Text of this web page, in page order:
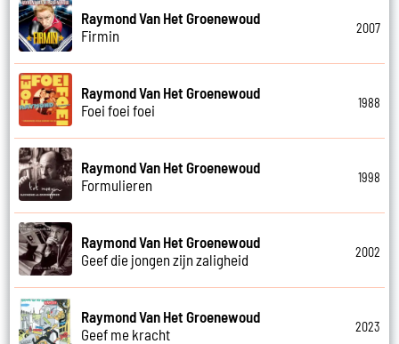
Raymond Van Het Groenewoud
Firmin
2007
Raymond Van Het Groenewoud
Foei foei foei
1988
Raymond Van Het Groenewoud
Formulieren
1998
Raymond Van Het Groenewoud
Geef die jongen zijn zaligheid
2002
Raymond Van Het Groenewoud
Geef me kracht
2023